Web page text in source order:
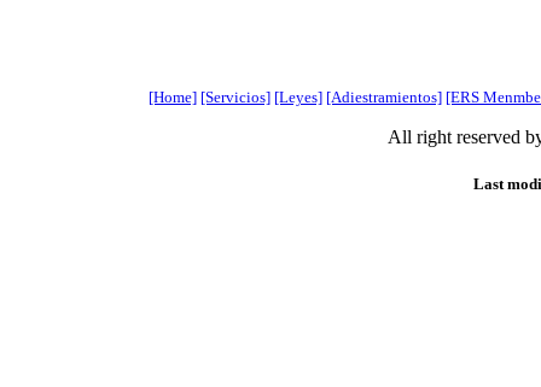
[Home] [Servicios] [Leyes] [Adiestramientos] [ERS
All right reserved
Last